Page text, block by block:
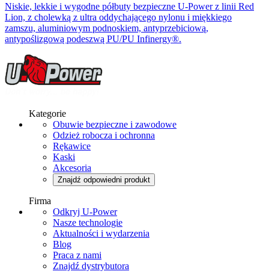
Niskie, lekkie i wygodne półbuty bezpieczne U-Power z linii Red
Lion, z cholewką z ultra oddychającego nylonu i miękkiego
zamszu, aluminiowym podnoskiem, antyprzebiciową,
antypoślizgową podeszwą PU/PU Infinergy®.
Kategorie
Obuwie bezpieczne i zawodowe
Odzież robocza i ochronna
Rękawice
Kaski
Akcesoria
Znajdź odpowiedni produkt
Firma
Odkryj U-Power
Nasze technologie
Aktualności i wydarzenia
Blog
Praca z nami
Znajdź dystrybutora